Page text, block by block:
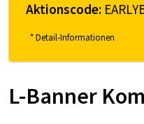
Aktionscode:
* Detail-Informationen
L-Banner